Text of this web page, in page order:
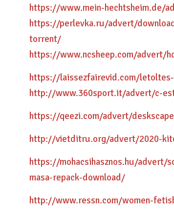
https://www.mein-hechtsheim.de/
https://perlevka.ru/advert/
torrent/
https://www.ncsheep.com/advert/
https://laissezfairevid.com/
http://www.360sport.it/advert/c-
https://qeezi.com/advert/
http://vietditru.org/advert/2020-
https://mohacsihasznos.hu/advert/
masa-repack-download/
http://www.ressn.com/women-